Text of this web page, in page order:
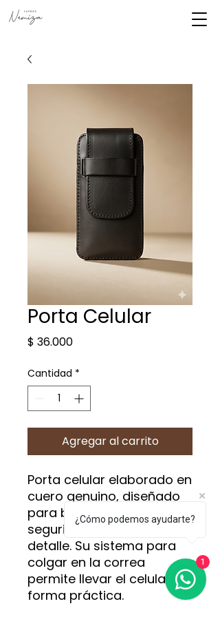
Porta Celular
$ 36.000Precio
Cantidad *
Agregar al carrito
Porta celular elaborado en
cuero genuino, diseñado
para brindar comodidad,
seguridad y estilo en cada
detalle. Su sistema para
colgar en la correa
permite llevar el celular de
forma práctica.
¿Cómo podemos ayudarte?
1